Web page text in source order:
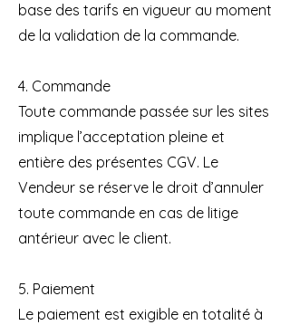
base des tarifs en vigueur au moment
de la validation de la commande.
4. Commande
Toute commande passée sur les sites
implique l’acceptation pleine et
entière des présentes CGV. Le
Vendeur se réserve le droit d’annuler
toute commande en cas de litige
antérieur avec le client.
5. Paiement
Le paiement est exigible en totalité à